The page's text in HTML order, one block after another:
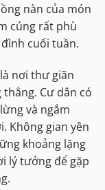
nàn của món
cúng rất phù
cuối tuần.
nơi thư giãn
Cư dân có
và ngắm
Không gian yên
khoảng lặng
lý tưởng để gặp